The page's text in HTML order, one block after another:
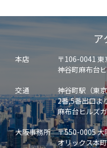
ア
本店
〒106-0041
神谷町麻布台
交通
神谷町駅（東
2番,5番出口よ
麻布台ヒルズ
大阪事務所
〒550-0005 大
オリックス本